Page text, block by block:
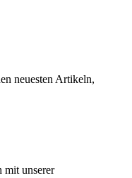
neuesten Artikeln,
mit unserer